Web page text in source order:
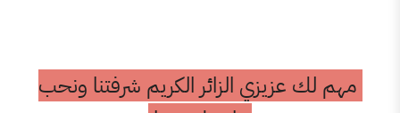
الزائر الكريم شرفتنا ونحب